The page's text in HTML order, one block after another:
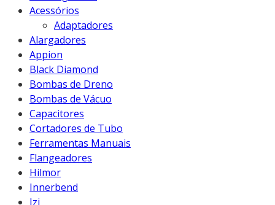
Acessórios
Adaptadores
Alargadores
Appion
Black Diamond
Bombas de Dreno
Bombas de Vácuo
Capacitores
Cortadores de Tubo
Ferramentas Manuais
Flangeadores
Hilmor
Innerbend
Izi